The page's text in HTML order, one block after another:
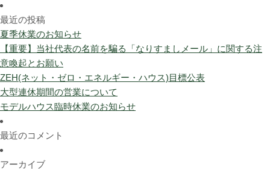
索:
最近の投稿
夏季休業のお知らせ
【重要】当社代表の名前を騙る「なりすましメール」に関する注
意喚起とお願い
ZEH(ネット・ゼロ・エネルギー・ハウス)目標公表
大型連休期間の営業について
モデルハウス臨時休業のお知らせ
最近のコメント
アーカイブ